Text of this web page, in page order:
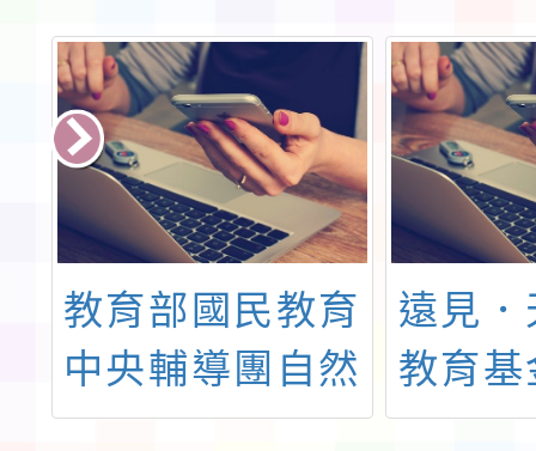
教育部國民教育
中央輔導團自然
科學領域分團辦
遠見
教育